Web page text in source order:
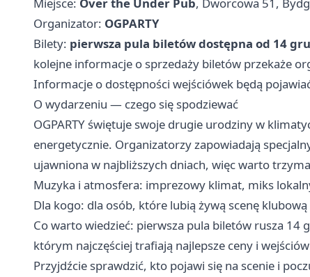
Miejsce: Over the Under Pub, Dworcowa 51,
Organizator: OGPARTY
Bilety: pierwsza pula biletów dostępna od 14
kolejne informacje o sprzedaży biletów przekaże
Informacje o dostępności wejściówek będą
O wydarzeniu — czego się spodziewać
OGPARTY świętuje swoje drugie urodziny w
energetycznie. Organizatorzy zapowiadają
ujawniona w najbliższych dniach, więc warto
Muzyka i atmosfera: imprezowy klimat, miks
Dla kogo: dla osób, które lubią żywą scenę
Co warto wiedzieć: pierwsza pula biletów rusza
którym najczęściej trafiają najlepsze ceny i
Przyjdźcie sprawdzić, kto pojawi się na scenie i